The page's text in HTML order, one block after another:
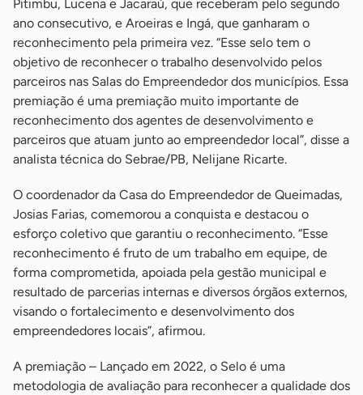
Pitimbu, Lucena e Jacaraú, que receberam pelo segundo
ano consecutivo, e Aroeiras e Ingá, que ganharam o
reconhecimento pela primeira vez. “Esse selo tem o
objetivo de reconhecer o trabalho desenvolvido pelos
parceiros nas Salas do Empreendedor dos municípios. Essa
premiação é uma premiação muito importante de
reconhecimento dos agentes de desenvolvimento e
parceiros que atuam junto ao empreendedor local”, disse a
analista técnica do Sebrae/PB, Nelijane Ricarte.
O coordenador da Casa do Empreendedor de Queimadas,
Josias Farias, comemorou a conquista e destacou o
esforço coletivo que garantiu o reconhecimento. “Esse
reconhecimento é fruto de um trabalho em equipe, de
forma comprometida, apoiada pela gestão municipal e
resultado de parcerias internas e diversos órgãos externos,
visando o fortalecimento e desenvolvimento dos
empreendedores locais”, afirmou.
A premiação – Lançado em 2022, o Selo é uma
metodologia de avaliação para reconhecer a qualidade dos